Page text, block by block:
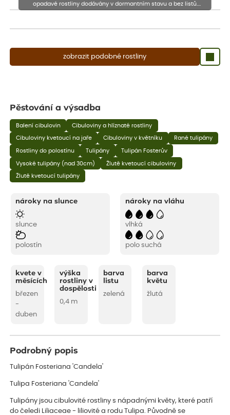
zobrazit podobné rostliny
opadavé rostliny dodávány v dormantním stavu a bez listů.
Rostliny mohou být také sestřiženy níže, než je uvedená výška,
Pěstování a výsadba
Balení cibulovin Cibuloviny a hlíznaté rostliny
Cibuloviny kvetoucí na jaře Cibuloviny v květníku Rané tulipány
Rostliny do polostínu Tulipány Tulipán Fosterův
Vysoké tulipány (nad 30cm) Žlutě kvetoucí cibuloviny
Žlutě kvetoucí tulipány
nároky na slunce
slunce
polostín
nároky na vláhu
vlhká
polo suchá
kvete v
měsících
březen
-
duben
výška
rostliny v
dospělosti
0,4 m
barva
listu
zelená
barva
květu
žlutá
Podrobný popis
Tulipán Fosteriana 'Candela'
Tulipa Fosteriana 'Candela'
Tulipány jsou cibulovité rostliny s nápadnými květy, které patří
do čeledi Liliaceae - liliovité a rodu Tulipa. Původně se